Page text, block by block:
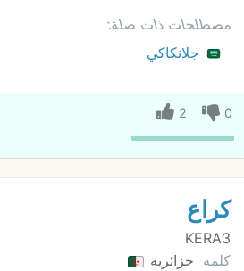
مصطلحات ذات صلة:
جلانكاكي
0
2
كراع
KERA3
كلمة جزائرية